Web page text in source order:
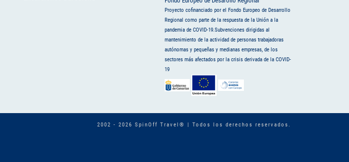
Proyecto cofinanciado por el Fondo Europeo de Desarrollo
Regional como parte de la respuesta de la Unión a la
pandemia de COVID-19.Subvenciones dirigidas al
mantenimiento de la actividad de personas trabajadoras
autónomas y pequeñas y medianas empresas, de los
sectores más afectados por la crisis derivada de la COVID-
19
2002 - 2026 SpinOff Travel® | Todos los derechos reservados.